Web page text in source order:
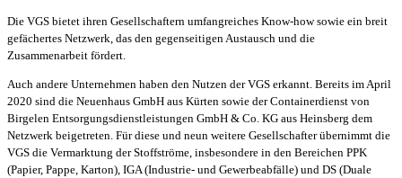
Die VGS bietet ihren Gesellschaftern umfangreiches Know-how sowie ein breit
gefächertes Netzwerk, das den gegenseitigen Austausch und die
Zusammenarbeit fördert.
Auch andere Unternehmen haben den Nutzen der VGS erkannt. Bereits im April
2020 sind die Neuenhaus GmbH aus Kürten sowie der Containerdienst von
Birgelen Entsorgungsdienstleistungen GmbH & Co. KG aus Heinsberg dem
Netzwerk beigetreten. Für diese und neun weitere Gesellschafter übernimmt die
VGS die Vermarktung der Stoffströme, insbesondere in den Bereichen PPK
(Papier, Pappe, Karton), IGA (Industrie- und Gewerbeabfälle) und DS (Duale